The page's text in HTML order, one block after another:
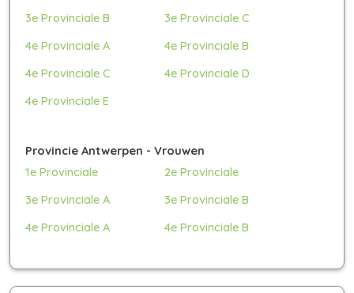
3e Provinciale B
3e Provinciale C
4e Provinciale A
4e Provinciale B
4e Provinciale C
4e Provinciale D
4e Provinciale E
Provincie Antwerpen - Vrouwen
1e Provinciale
2e Provinciale
3e Provinciale A
3e Provinciale B
4e Provinciale A
4e Provinciale B